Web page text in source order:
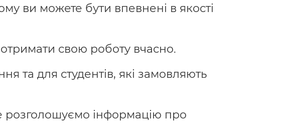
ви можете бути впевнені в якості
свою роботу вчасно.
та для студентів, які замовляють
розголошуємо інформацію про